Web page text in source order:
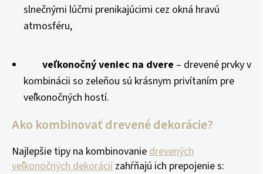
slnečnými lúčmi prenikajúcimi cez okná hravú
atmosféru,
veľkonočný veniec na dvere – drevené prvky v
kombinácii so zeleňou sú krásnym privítaním pre
veľkonočných hostí.
Ako kombinovať drevené dekorácie?
Najlepšie tipy na kombinovaniedrevených
veľkonočných dekorácií zahŕňajú ich prepojenie s: